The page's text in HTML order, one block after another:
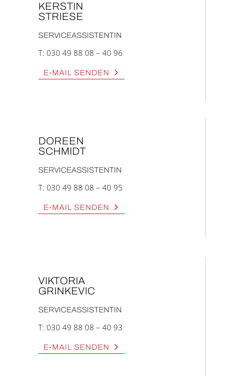
KERS­TIN
STRIE­SE
SER­VICE­AS­SIS­TEN­TIN
T: 030 49 88 08 – 40 96
E‑MAIL SEN­DEN
DOREEN
SCHMIDT
SER­VICE­AS­SIS­TEN­TIN
T: 030 49 88 08 – 40 95
E‑MAIL SEN­DEN
VIK­TO­RIA
GRIN­KE­VIC
SER­VICE­AS­SIS­TEN­TIN
T: 030 49 88 08 – 40 93
E‑MAIL SEN­DEN